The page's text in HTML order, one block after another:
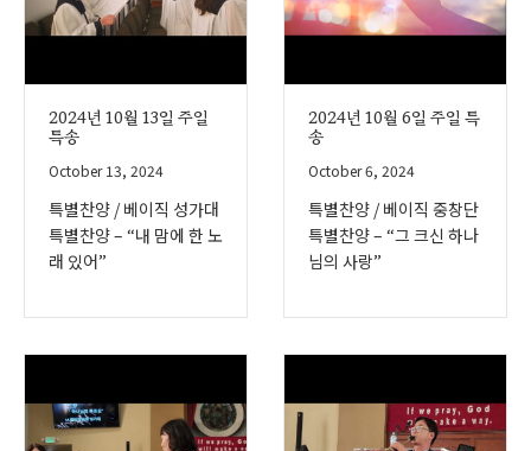
2024년 10월 13일 주일
특송
October 13, 2024
특별찬양 / 베이직 성가대
특별찬양 – “내 맘에 한 노
래 있어”
2024년 10월 6일 주일 특
송
October 6, 2024
특별찬양 / 베이직 중창단
특별찬양 – “그 크신 하나
님의 사랑”